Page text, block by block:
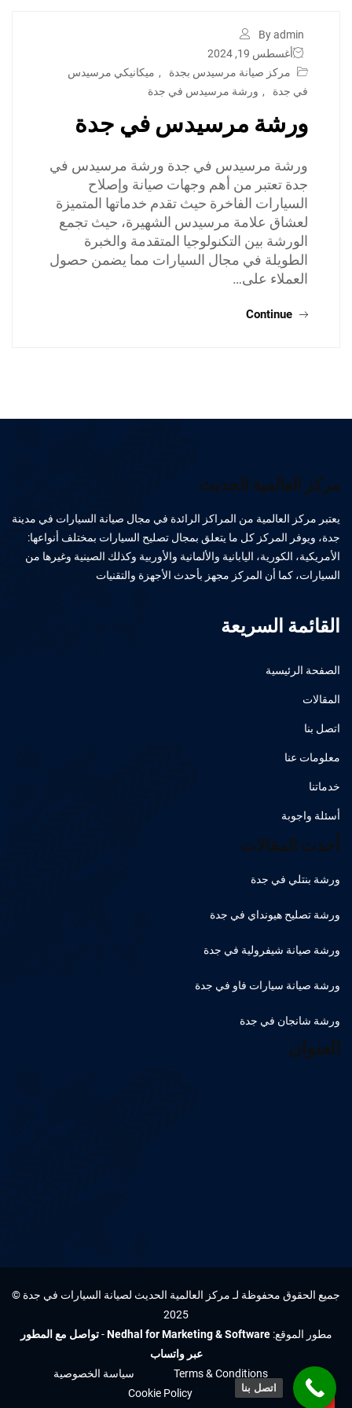
By admin
أغسطس 19, 2024
مركز صيانة مرسيدس بجدة
, ميكانيكي مرسيدس
في جدة
, ورشة مرسيدس في جدة
ورشة مرسيدس في جدة
ورشة مرسيدس في جدة ورشة مرسيدس في
جدة تعتبر من أهم وجهات صيانة وإصلاح
السيارات الفاخرة حيث تقدم خدماتها المتميزة
لعشاق علامة مرسيدس الشهيرة، حيث تجمع
الورشة بين التكنولوجيا المتقدمة والخبرة
الطويلة في مجال السيارات مما يضمن حصول
العملاء على…
Continue
مركز العالمية الحديث
يعتبر مركز العالمية من المراكز الرائدة في مجال صيانة السيارات في مدينة
جدة، ويوفر المركز كل ما يتعلق بمجال تصليح السيارات بمختلف أنواعها:
الأمريكية، الكورية، اليابانية والألمانية والأوربية وكذلك الصينية وغيرها من
السيارات، كما أن المركز مجهز بأحدث الأجهزة والتقنيات
القائمة السريعة
الصفحة الرئيسية
المقالات
اتصل بنا
معلومات عنا
خدماتنا
أسئلة واجوبة
أحدث المقالات
ورشة بنتلي في جدة
ورشة تصليح هيونداي في جدة
ورشة صيانة شيفرولية في جدة
ورشة صيانة سيارات فاو في جدة
ورشة شانجان في جدة
العنوان
جميع الحقوق محفوظة لـ مركز العالمية الحديث لصيانة السيارات في جدة ©
2025
مطور الموقع:Nedhal for Marketing & Software
-تواصل مع المطور
عبر واتساب
Terms & Conditions
سياسة الخصوصية
Cookie Policy
اتصل بنا